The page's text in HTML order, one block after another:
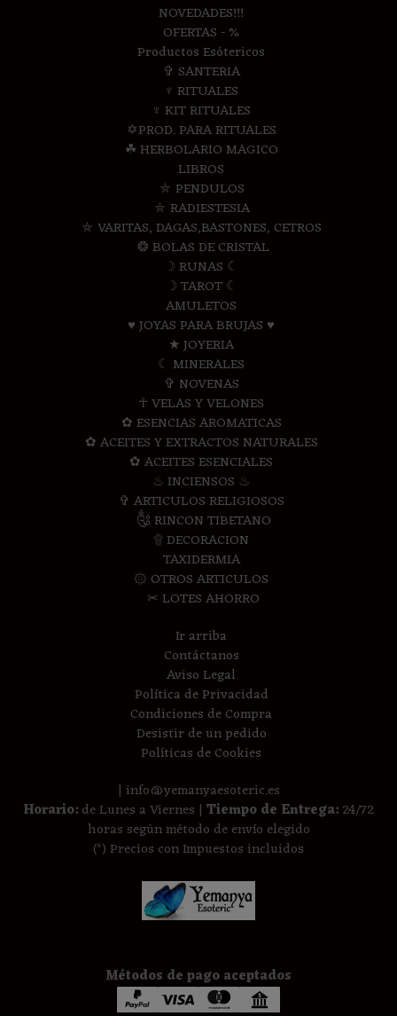
NOVEDADES!!!
OFERTAS - %
Productos Esótericos
✞ SANTERIA
♆ RITUALES
♆ KIT RITUALES
✡PROD. PARA RITUALES
☘ HERBOLARIO MAGICO
LIBROS
⛤ PENDULOS
⛤ RADIESTESIA
⛤ VARITAS, DAGAS,BASTONES, CETROS
❂ BOLAS DE CRISTAL
☽ RUNAS ☾
☽ TAROT ☾
AMULETOS
♥ JOYAS PARA BRUJAS ♥
★ JOYERIA
☾ MINERALES
✞ NOVENAS
☥ VELAS Y VELONES
✿ ESENCIAS AROMATICAS
✿ ACEITES Y EXTRACTOS NATURALES
✿ ACEITES ESENCIALES
♨ INCIENSOS ♨
✞ ARTICULOS RELIGIOSOS
༃ RINCON TIBETANO
۩ DECORACION
TAXIDERMIA
۞ OTROS ARTICULOS
✂ LOTES AHORRO
Ir arriba
Contáctanos
Aviso Legal
Política de Privacidad
Condiciones de Compra
Desistir de un pedido
Políticas de Cookies
| info@yemanyaesoteric.es
Horario:de Lunes a Viernes | Tiempo de Entrega:24/72
horas según método de envío elegido
(*) Precios con Impuestos incluidos
Métodos de pago aceptados